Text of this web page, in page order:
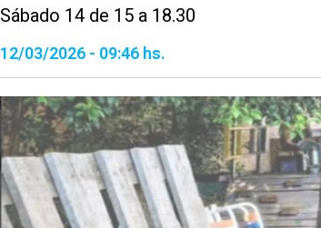
Sábado 14 de 15 a 18.30
12/03/2026 - 09:46 hs.